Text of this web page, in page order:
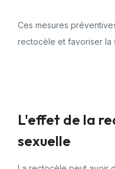
Ces mesures
rectocèle et favoriser la
L'effet de la
sexuelle